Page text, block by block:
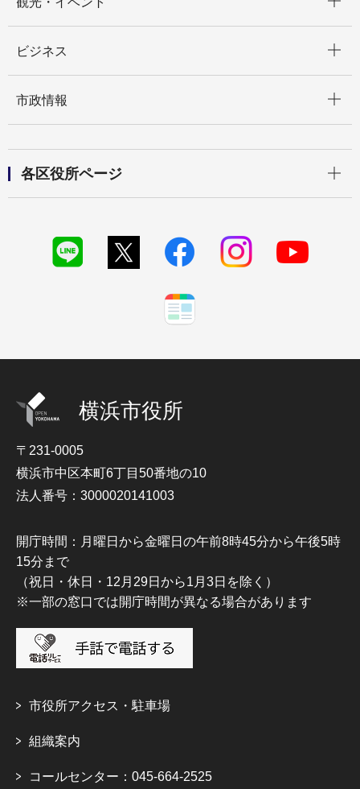
ビジネス
市政情報
各区役所ページ
横浜市役所
〒231-0005
横浜市中区本町6丁目50番地の10
法人番号：3000020141003
開庁時間：月曜日から金曜日の午前8時45分から午後5時
15分まで
（祝日・休日・12月29日から1月3日を除く）
※一部の窓口では開庁時間が異なる場合があります
市役所アクセス・駐車場
組織案内
コールセンター：045-664-2525